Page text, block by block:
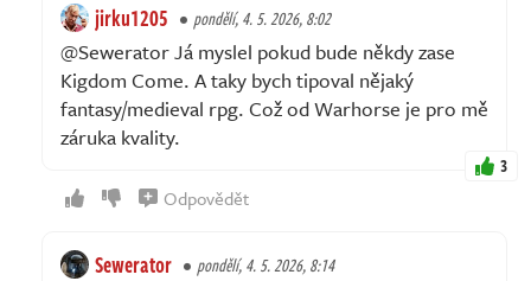
jirku1205 pondělí, 4. 5. 2026, 8:02
@Sewerator Já myslel pokud bude někdy zase
Kigdom Come. A taky bych tipoval nějaký
fantasy/medieval rpg. Což od Warhorse je pro mě
záruka kvality.
3
Odpovědět
Sewerator pondělí, 4. 5. 2026, 8:14